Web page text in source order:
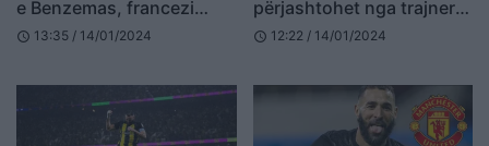
e Benzemas, francezi
mund të rikthehet në
schedule 13:35 / 14/01/2024
përjashtohet nga trajneri
për turneun në Dubai
schedule 12:22 / 14/01/2024